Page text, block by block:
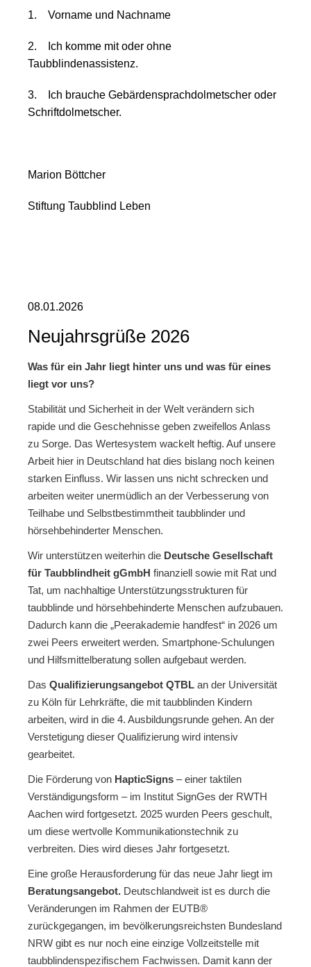
1. Vorname und Nachname
2. Ich komme mit oder ohne
Taubblindenassistenz.
3. Ich brauche Gebärdensprachdolmetscher oder
Schriftdolmetscher.
Marion Böttcher
Stiftung Taubblind Leben
08.01.2026
Neujahrsgrüße 2026
Was für ein Jahr liegt hinter uns und was für eines
liegt vor uns?
Stabilität und Sicherheit in der Welt verändern sich
rapide und die Geschehnisse geben zweifellos Anlass
zu Sorge. Das Wertesystem wackelt heftig. Auf unsere
Arbeit hier in Deutschland hat dies bislang noch keinen
starken Einfluss. Wir lassen uns nicht schrecken und
arbeiten weiter unermüdlich an der Verbesserung von
Teilhabe und Selbstbestimmtheit taubblinder und
hörsehbehinderter Menschen.
Wir unterstützen weiterhin die Deutsche Gesellschaft
für Taubblindheit gGmbH finanziell sowie mit Rat und
Tat, um nachhaltige Unterstützungsstrukturen für
taubblinde und hörsehbehinderte Menschen aufzubauen.
Dadurch kann die „Peerakademie handfest“ in 2026 um
zwei Peers erweitert werden. Smartphone-Schulungen
und Hilfsmittelberatung sollen aufgebaut werden.
Das Qualifizierungsangebot QTBL an der Universität
zu Köln für Lehrkräfte, die mit taubblinden Kindern
arbeiten, wird in die 4. Ausbildungsrunde gehen. An der
Verstetigung dieser Qualifizierung wird intensiv
gearbeitet.
Die Förderung von HapticSigns – einer taktilen
Verständigungsform – im Institut SignGes der RWTH
Aachen wird fortgesetzt. 2025 wurden Peers geschult,
um diese wertvolle Kommunikationstechnik zu
verbreiten. Dies wird dieses Jahr fortgesetzt.
Eine große Herausforderung für das neue Jahr liegt im
Beratungsangebot. Deutschlandweit ist es durch die
Veränderungen im Rahmen der EUTB®
zurückgegangen, im bevölkerungsreichsten Bundesland
NRW gibt es nur noch eine einzige Vollzeitstelle mit
taubblindenspezifischem Fachwissen. Damit kann der